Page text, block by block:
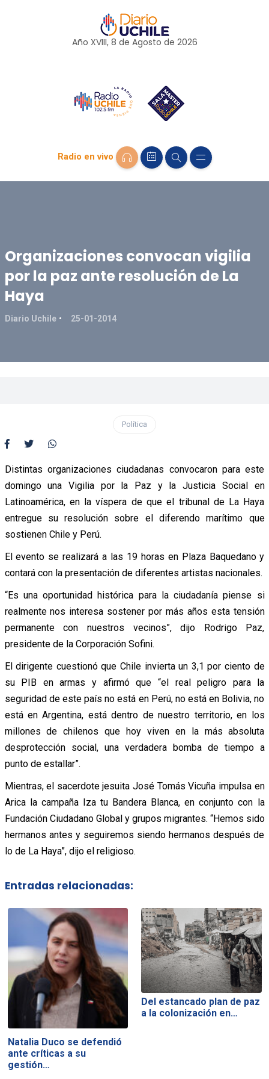
Año XVIII, 8 de Agosto de 2026
Radio en vivo
Organizaciones convocan vigilia
por la paz ante resolución de La
Haya
Diario Uchile 25-01-2014
Política
Distintas organizaciones ciudadanas convocaron para este
domingo una Vigilia por la Paz y la Justicia Social en
Latinoamérica, en la víspera de que el tribunal de La Haya
entregue su resolución sobre el diferendo marítimo que
sostienen Chile y Perú.
El evento se realizará a las 19 horas en Plaza Baquedano y
contará con la presentación de diferentes artistas nacionales.
“Es una oportunidad histórica para la ciudadanía piense si
realmente nos interesa sostener por más años esta tensión
permanente con nuestros vecinos”, dijo Rodrigo Paz,
presidente de la Corporación Sofini.
El dirigente cuestionó que Chile invierta un 3,1 por ciento de
su PIB en armas y afirmó que “el real peligro para la
seguridad de este país no está en Perú, no está en Bolivia, no
está en Argentina, está dentro de nuestro territorio, en los
millones de chilenos que hoy viven en la más absoluta
desprotección social, una verdadera bomba de tiempo a
punto de estallar”.
Mientras, el sacerdote jesuita José Tomás Vicuña impulsa en
Arica la campaña Iza tu Bandera Blanca, en conjunto con la
Fundación Ciudadano Global y grupos migrantes. “Hemos sido
hermanos antes y seguiremos siendo hermanos después de
lo de La Haya”, dijo el religioso.
Entradas relacionadas:
Natalia Duco se defendió
ante críticas a su
gestión…
Del estancado plan de paz
a la colonización en…